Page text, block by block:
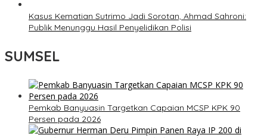
Kasus Kematian Sutrimo Jadi Sorotan, Ahmad Sahroni:
Publik Menunggu Hasil Penyelidikan Polisi
SUMSEL
Pemkab Banyuasin Targetkan Capaian MCSP KPK 90
Persen pada 2026